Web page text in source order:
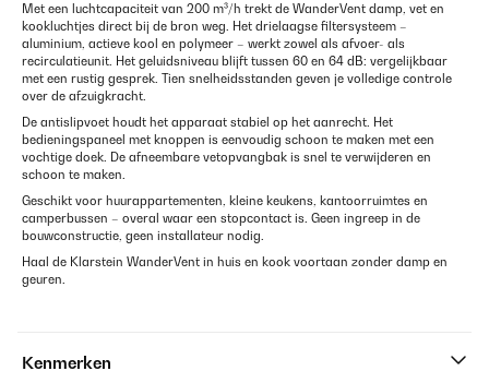
Met een luchtcapaciteit van 200 m³/h trekt de WanderVent damp, vet en
kookluchtjes direct bij de bron weg. Het drielaagse filtersysteem –
aluminium, actieve kool en polymeer – werkt zowel als afvoer- als
recirculatieunit. Het geluidsniveau blijft tussen 60 en 64 dB: vergelijkbaar
met een rustig gesprek. Tien snelheidsstanden geven je volledige controle
over de afzuigkracht.
De antislipvoet houdt het apparaat stabiel op het aanrecht. Het
bedieningspaneel met knoppen is eenvoudig schoon te maken met een
vochtige doek. De afneembare vetopvangbak is snel te verwijderen en
schoon te maken.
Geschikt voor huurappartementen, kleine keukens, kantoorruimtes en
camperbussen – overal waar een stopcontact is. Geen ingreep in de
bouwconstructie, geen installateur nodig.
Haal de Klarstein WanderVent in huis en kook voortaan zonder damp en
geuren.
Kenmerken